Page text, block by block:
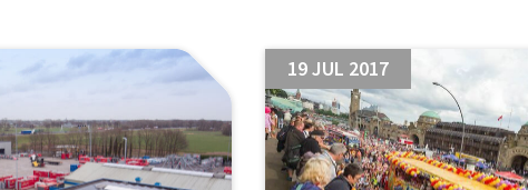
19 JUL 2017